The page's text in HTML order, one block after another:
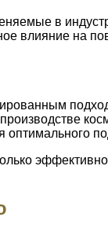
в
влияние на
оптимального